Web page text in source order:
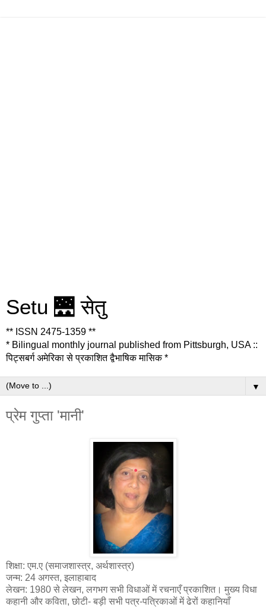
Setu 🌉 सेतु
** ISSN 2475-1359 **
* Bilingual monthly journal published from Pittsburgh, USA ::
पिट्सबर्ग अमेरिका से प्रकाशित द्वैभाषिक मासिक *
▼
प्रेम गुप्ता 'मानी'
शिक्षा: एम.ए (समाजशास्त्र, अर्थशास्त्र)
जन्म: 24 अगस्त, इलाहाबाद
लेखन: 1980 से लेखन, लगभग सभी विधाओं में रचनाएँ प्रकाशित। मुख्य विधा
कहानी और कविता, छोटी- बड़ी सभी पत्र-पत्रिकाओं में ढेरों कहानियाँ